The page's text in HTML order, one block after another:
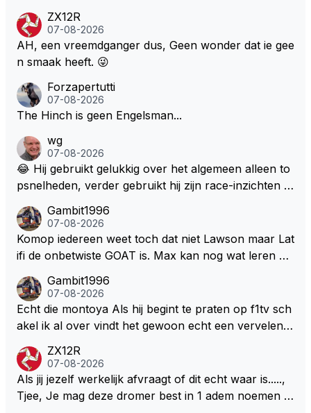
l bij Windsor op te roepen. Maar in een tijd zonder r
aces zijn dit leuke berichtjes
ZX12R
07-08-2026
AH, een vreemdganger dus, Geen wonder dat ie gee
n smaak heeft. 😜
Forzapertutti
07-08-2026
The Hinch is geen Engelsman...
wg
07-08-2026
😂 Hij gebruikt gelukkig over het algemeen alleen to
psnelheden, verder gebruikt hij zijn race-inzichten q
een bocht zegt helemaal niets, dus wat dat betreft h
eeft hij sowieso gelijk 😂.
Gambit1996
07-08-2026
Komop iedereen weet toch dat niet Lawson maar Lat
ifi de onbetwiste GOAT is. Max kan nog wat leren va
milton, hahahaha. Latifi pakt ze allemaal met de oge
n dicht met als onbetwiste nummer 2 of GOATINES
S Lawson natuurlijk 😂😂😂😂😂
Gambit1996
07-08-2026
Echt die montoya Als hij begint te praten op f1tv sch
akel ik al over vindt het gewoon echt een vervelend
weet 🤮🤮
ZX12R
07-08-2026
Als jij jezelf werkelijk afvraagt of dit echt waar is.....,
Tjee, Je mag deze dromer best in 1 adem noemen m